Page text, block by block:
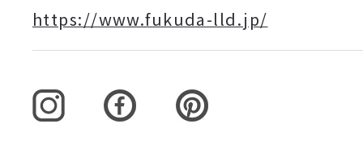
https://www.fukuda-lld.jp/